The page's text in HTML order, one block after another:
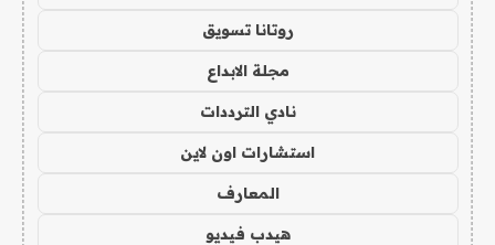
روتانا تسويق
مجلة الابداع
نادي الترددات
استشارات اون لاين
المعارف
هيدب فيديو